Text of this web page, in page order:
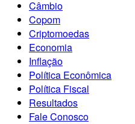
Câmbio
Copom
Criptomoedas
Economia
Inflação
Política Econômica
Política Fiscal
Resultados
Fale Conosco